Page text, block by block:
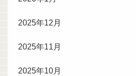
2025年12月
2025年11月
2025年10月